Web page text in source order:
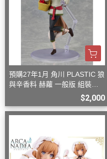
預購27年1月 角川 PLASTIC 狼
與辛香料 赫蘿 一般版 組裝模
$2,000